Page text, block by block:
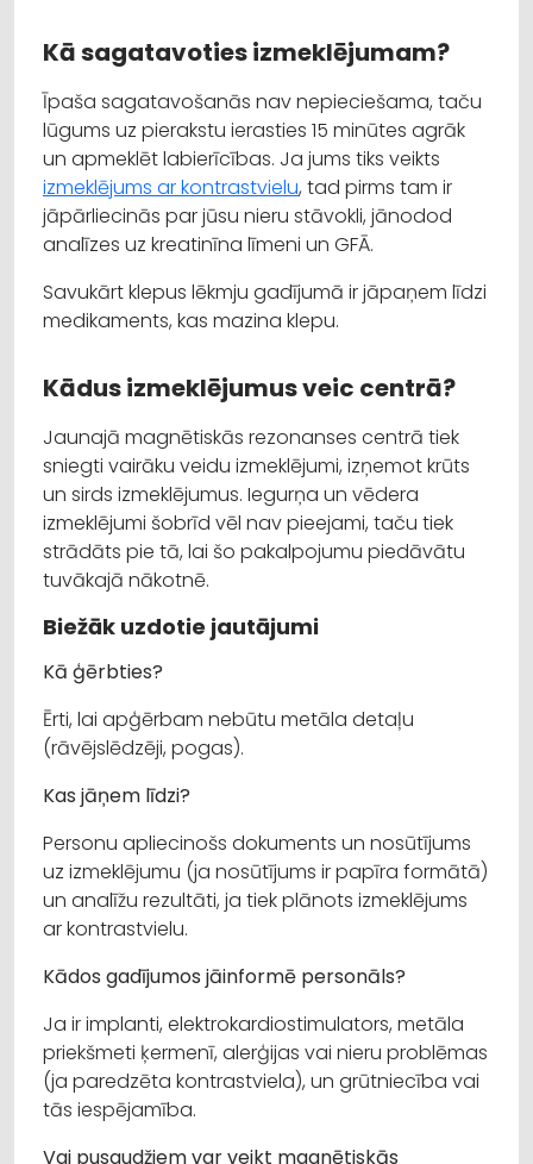
Kā sagatavoties izmeklējumam?
Īpaša sagatavošanās nav nepieciešama, taču
lūgums uz pierakstu ierasties 15 minūtes agrāk
un apmeklēt labierīcības. Ja jums tiks veikts
izmeklējums ar kontrastvielu, tad pirms tam ir
jāpārliecinās par jūsu nieru stāvokli, jānodod
analīzes uz kreatinīna līmeni un GFĀ.
Savukārt klepus lēkmju gadījumā ir jāpaņem līdzi
medikaments, kas mazina klepu.
Kādus izmeklējumus veic centrā?
Jaunajā magnētiskās rezonanses centrā tiek
sniegti vairāku veidu izmeklējumi, izņemot krūts
un sirds izmeklējumus. Iegurņa un vēdera
izmeklējumi šobrīd vēl nav pieejami, taču tiek
strādāts pie tā, lai šo pakalpojumu piedāvātu
tuvākajā nākotnē.
Biežāk uzdotie jautājumi
Kā ģērbties?
Ērti, lai apģērbam nebūtu metāla detaļu
(rāvējslēdzēji, pogas).
Kas jāņem līdzi?
Personu apliecinošs dokuments un nosūtījums
uz izmeklējumu (ja nosūtījums ir papīra formātā)
un analīžu rezultāti, ja tiek plānots izmeklējums
ar kontrastvielu.
Kādos gadījumos jāinformē personāls?
Ja ir implanti, elektrokardiostimulators, metāla
priekšmeti ķermenī, alerģijas vai nieru problēmas
(ja paredzēta kontrastviela), un grūtniecība vai
tās iespējamība.
Vai pusaudžiem var veikt magnētiskās